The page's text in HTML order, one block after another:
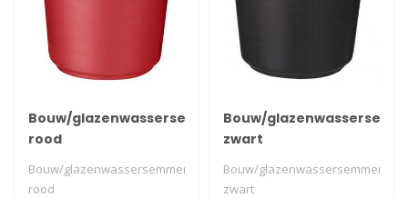
Bouw/glazenwassersemmer
rood
Bouw/glazenwassersemmer
rood
Bouw/
zwart
Bouw/glazenwassersemmer
zwart